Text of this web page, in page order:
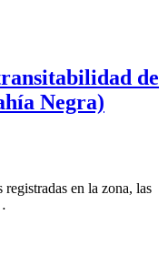
de
Negra)
en la zona, las